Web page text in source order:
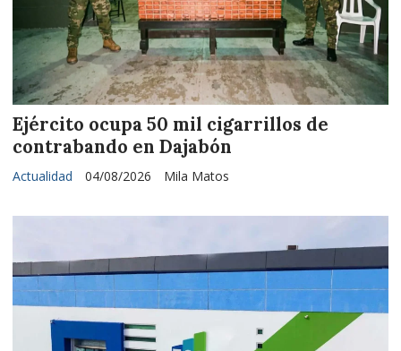
Ejército ocupa 50 mil cigarrillos de
contrabando en Dajabón
Mila Matos
Actualidad 04/08/2026